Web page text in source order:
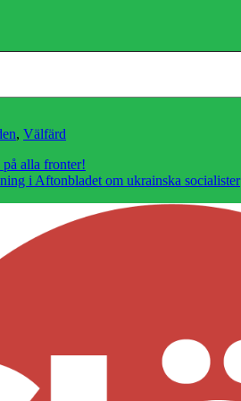
, Välfärd
alla fronter!
i Aftonbladet om ukrainska socialister